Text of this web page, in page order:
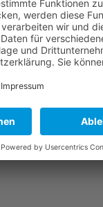
Platform&